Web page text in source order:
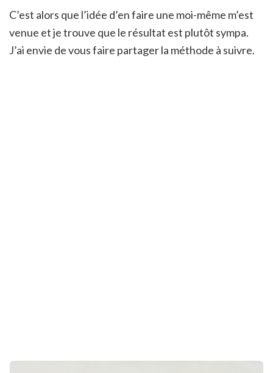
C’est alors que l’idée d’en faire une moi-même m’est
venue et je trouve que le résultat est plutôt sympa.
J’ai envie de vous faire partager la méthode à suivre.